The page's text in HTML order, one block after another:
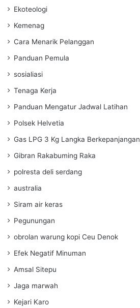
Ekoteologi
Kemenag
Cara Menarik Pelanggan
Panduan Pemula
sosialiasi
Tenaga Kerja
Panduan Mengatur Jadwal Latihan
Polsek Helvetia
Gas LPG 3 Kg Langka Berkepanjangan
Gibran Rakabuming Raka
polresta deli serdang
australia
Siram air keras
Pegunungan
obrolan warung kopi Ceu Denok
Efek Negatif Minuman
Amsal Sitepu
Jaga marwah
Kejari Karo